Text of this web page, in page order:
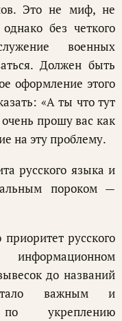
Это не миф, не
без четкого
военных
Должен быть
оформление этого
«А ты что тут
прошу вас как
на эту проблему.
русского языка и
пороком —
русского
до названий
важным и
укреплению